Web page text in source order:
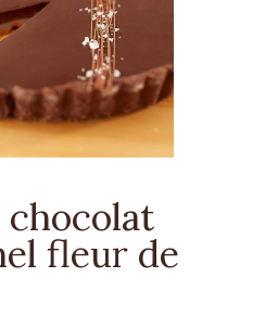
chocolat
fleur de